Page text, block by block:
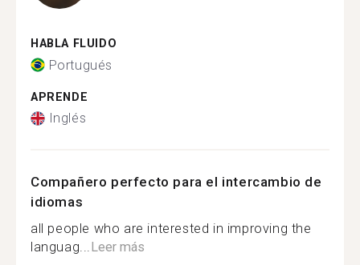
HABLA FLUIDO
Portugués
APRENDE
Inglés
Compañero perfecto para el intercambio de
idiomas
all people who are interested in improving the
languag...Leer más